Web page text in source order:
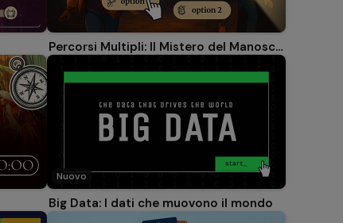
Percorsi Multipli: Il Mistero del Manoscritto Perduto
Nuovo
Big Data: I dati che muovono il mondo